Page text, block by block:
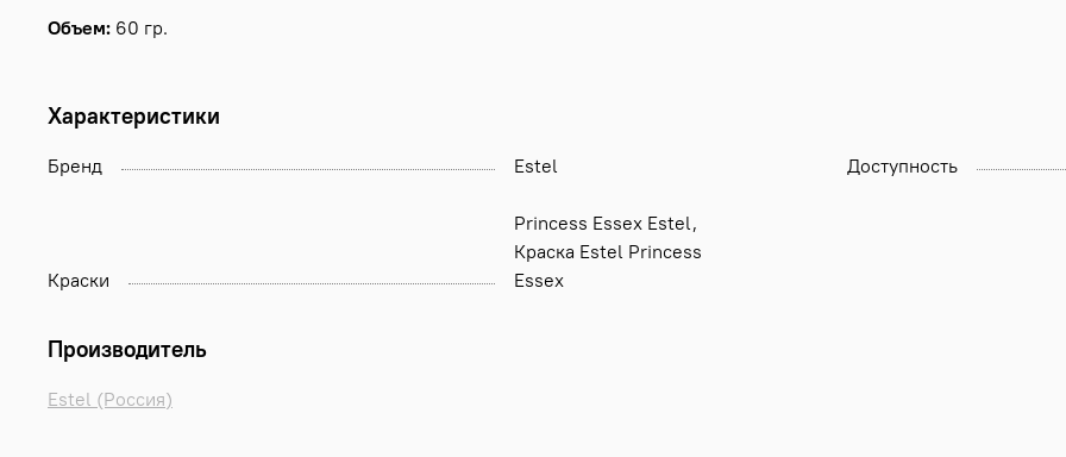
Объем: 60 гр.
Характеристики
Бренд Estel Доступность
Краски
Princess Essex Estel,
Краска Estel Princess
Essex
Производитель
Estel (Россия)